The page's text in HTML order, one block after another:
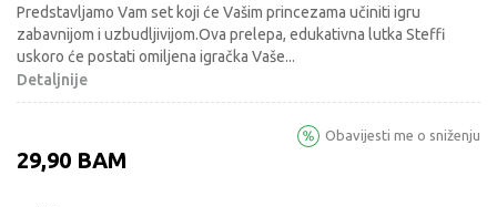
Predstavljamo Vam set koji će Vašim princezama učiniti igru
zabavnijom i uzbudljivijom.Ova prelepa, edukativna lutka Steffi
uskoro će postati omiljena igračka Vaše...
Detaljnije
29,90 BAM
Obavijesti me o sniženju